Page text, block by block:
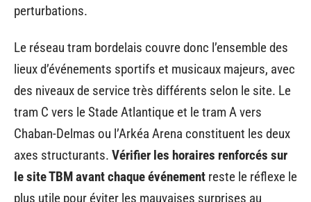
perturbations.
Le réseau tram bordelais couvre donc l’ensemble des
lieux d’événements sportifs et musicaux majeurs, avec
des niveaux de service très différents selon le site. Le
tram C vers le Stade Atlantique et le tram A vers
Chaban-Delmas ou l’Arkéa Arena constituent les deux
axes structurants. Vérifier les horaires renforcés sur
le site TBM avant chaque événement reste le réflexe le
plus utile pour éviter les mauvaises surprises au